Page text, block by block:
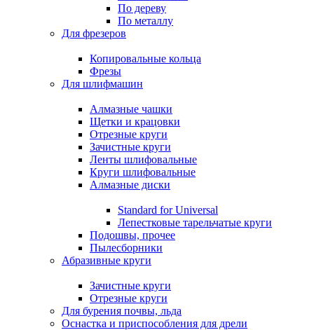
По дереву
По металлу
Для фрезеров
Копировальные кольца
Фрезы
Для шлифмашин
Алмазные чашки
Щетки и крацовки
Отрезные круги
Зачистные круги
Ленты шлифовальные
Круги шлифовальные
Алмазные диски
Standard for Universal
Лепестковые тарельчатые круги
Подошвы, прочее
Пылесборники
Абразивные круги
Зачистные круги
Отрезные круги
Для бурения почвы, льда
Оснастка и приспособления для дрели